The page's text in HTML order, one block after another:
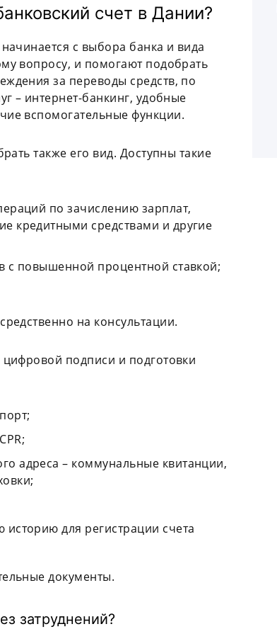
счет в Дании?
с выбора банка и вида
вопросу, и помогают подобрать
за переводы средств, по
– интернет-банкинг, удобные
вспомогательные функции.
также его вид. Доступны такие
по зачислению зарплат,
кредитными средствами и другие
с повышенной процентной ставкой;
на консультации.
подписи и подготовки
адреса – коммунальные квитанции,
для регистрации счета
документы.
затруднений?